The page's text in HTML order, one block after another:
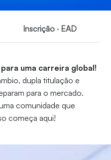
Inscrição ‧ EAD
uma carreira global!
dupla titulação e
para o mercado.
comunidade que
começa aqui!